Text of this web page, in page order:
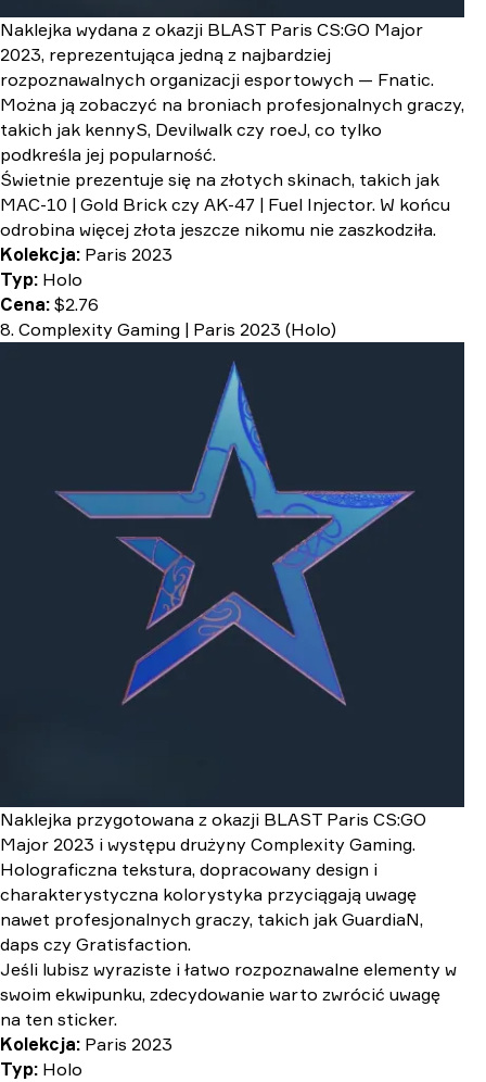
Naklejka wydana z okazji BLAST Paris CS:GO Major
2023, reprezentująca jedną z najbardziej
rozpoznawalnych organizacji esportowych — Fnatic.
Można ją zobaczyć na broniach profesjonalnych graczy,
takich jak kennyS, Devilwalk czy roeJ, co tylko
podkreśla jej popularność.
Świetnie prezentuje się na złotych skinach, takich jak
MAC-10 | Gold Brick czy AK-47 | Fuel Injector. W końcu
odrobina więcej złota jeszcze nikomu nie zaszkodziła.
Kolekcja: Paris 2023
Typ: Holo
Cena: $2.76
8. Complexity Gaming | Paris 2023 (Holo)
Naklejka przygotowana z okazji BLAST Paris CS:GO
Major 2023 i występu drużyny Complexity Gaming.
Holograficzna tekstura, dopracowany design i
charakterystyczna kolorystyka przyciągają uwagę
nawet profesjonalnych graczy, takich jak GuardiaN,
daps czy Gratisfaction.
Jeśli lubisz wyraziste i łatwo rozpoznawalne elementy w
swoim ekwipunku, zdecydowanie warto zwrócić uwagę
na ten sticker.
Kolekcja: Paris 2023
Typ: Holo